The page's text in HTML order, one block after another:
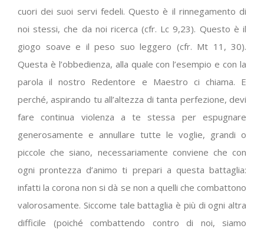
cuori dei suoi servi fedeli. Questo è il rinnegamento di
noi stessi, che da noi ricerca (cfr. Lc 9,23). Questo è il
giogo soave e il peso suo leggero (cfr. Mt 11, 30).
Questa è l’obbedienza, alla quale con l’esempio e con la
parola il nostro Redentore e Maestro ci chiama. E
perché, aspirando tu all’altezza di tanta perfezione, devi
fare continua violenza a te stessa per espugnare
generosamente e annullare tutte le voglie, grandi o
piccole che siano, necessariamente conviene che con
ogni prontezza d’animo ti prepari a questa battaglia:
infatti la corona non si dà se non a quelli che combattono
valorosamente. Siccome tale battaglia è più di ogni altra
difficile (poiché combattendo contro di noi, siamo